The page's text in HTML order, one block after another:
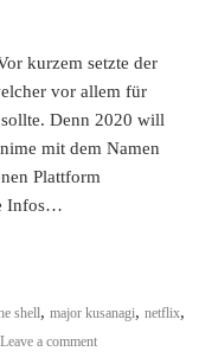
kurzem setzte der
vor allem für
Denn 2020 will
mit dem Namen
Plattform
Infos…
shell,major kusanagi,netflix,
Leave a comment